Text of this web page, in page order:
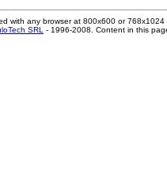
with any browser at 800x600 or 768x1024
SRL - 1996-2008. Content in this